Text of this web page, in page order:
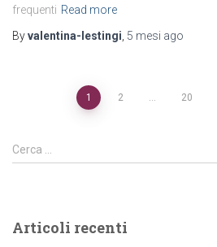
frequenti Read more
Byvalentina-lestingi, 5 mesi ago
Paginazione
degli
1 2 … 20
R
i
c
Cerca …
Articoli recenti